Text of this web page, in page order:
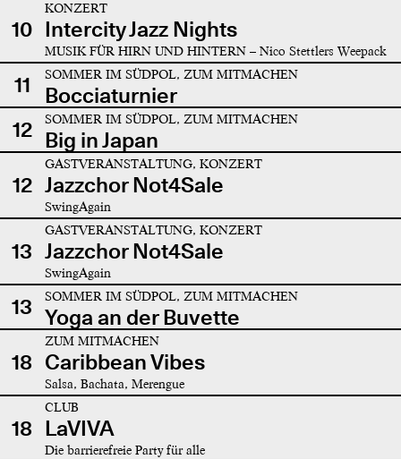
10
KONZERT
Intercity Jazz Nights
MUSIK FÜR HIRN UND HINTERN – Nico Stettlers Weepack
11 SOMMER IM SÜDPOL, ZUM MITMACHEN
Bocciaturnier
12
SOMMER IM SÜDPOL, ZUM MITMACHEN
Big in Japan
12
GASTVERANSTALTUNG, KONZERT
Jazzchor Not4Sale
SwingAgain
13
GASTVERANSTALTUNG, KONZERT
Jazzchor Not4Sale
SwingAgain
13 SOMMER IM SÜDPOL, ZUM MITMACHEN
Yoga an der Buvette
18
ZUM MITMACHEN
Caribbean Vibes
Salsa, Bachata, Merengue
18
CLUB
LaVIVA
Die barrierefreie Party für alle